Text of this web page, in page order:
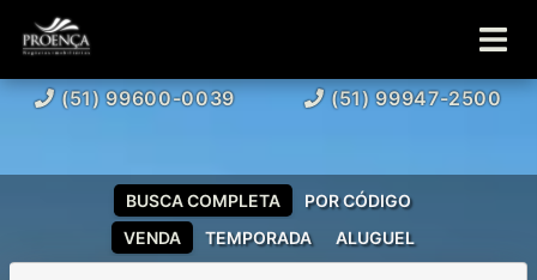
(51) 99600-0039 (51) 99947-2500
VENDA TEMPORADA ALUGUEL
BUSCA COMPLETA POR CÓDIGO